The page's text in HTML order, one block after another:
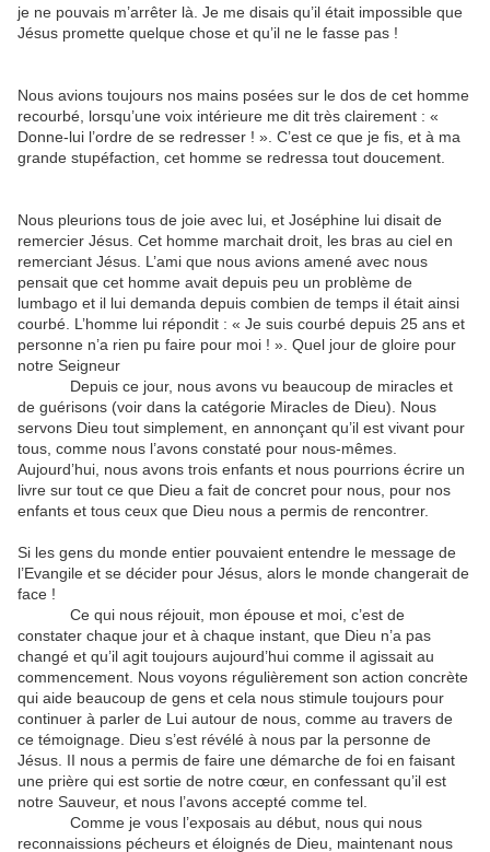
je ne pouvais m’arrêter là. Je me disais qu’il était impossible que
Jésus promette quelque chose et qu’il ne le fasse pas !
Nous avions toujours nos mains posées sur le dos de cet homme
recourbé, lorsqu’une voix intérieure me dit très clairement : «
Donne-lui l’ordre de se redresser ! ». C’est ce que je fis, et à ma
grande stupéfaction, cet homme se redressa tout doucement.
Nous pleurions tous de joie avec lui, et Joséphine lui disait de
remercier Jésus. Cet homme marchait droit, les bras au ciel en
remerciant Jésus. L’ami que nous avions amené avec nous
pensait que cet homme avait depuis peu un problème de
lumbago et il lui demanda depuis combien de temps il était ainsi
courbé. L’homme lui répondit : « Je suis courbé depuis 25 ans et
personne n’a rien pu faire pour moi ! ». Quel jour de gloire pour
notre Seigneur
Depuis ce jour, nous avons vu beaucoup de miracles et
de guérisons (voir dans la catégorie Miracles de Dieu). Nous
servons Dieu tout simplement, en annonçant qu’il est vivant pour
tous, comme nous l’avons constaté pour nous-mêmes.
Aujourd’hui, nous avons trois enfants et nous pourrions écrire un
livre sur tout ce que Dieu a fait de concret pour nous, pour nos
enfants et tous ceux que Dieu nous a permis de rencontrer.
Si les gens du monde entier pouvaient entendre le message de
l’Evangile et se décider pour Jésus, alors le monde changerait de
face !
Ce qui nous réjouit, mon épouse et moi, c’est de
constater chaque jour et à chaque instant, que Dieu n’a pas
changé et qu’il agit toujours aujourd’hui comme il agissait au
commencement. Nous voyons régulièrement son action concrète
qui aide beaucoup de gens et cela nous stimule toujours pour
continuer à parler de Lui autour de nous, comme au travers de
ce témoignage. Dieu s’est révélé à nous par la personne de
Jésus. II nous a permis de faire une démarche de foi en faisant
une prière qui est sortie de notre cœur, en confessant qu’il est
notre Sauveur, et nous l’avons accepté comme tel.
Comme je vous l’exposais au début, nous qui nous
reconnaissions pécheurs et éloignés de Dieu, maintenant nous